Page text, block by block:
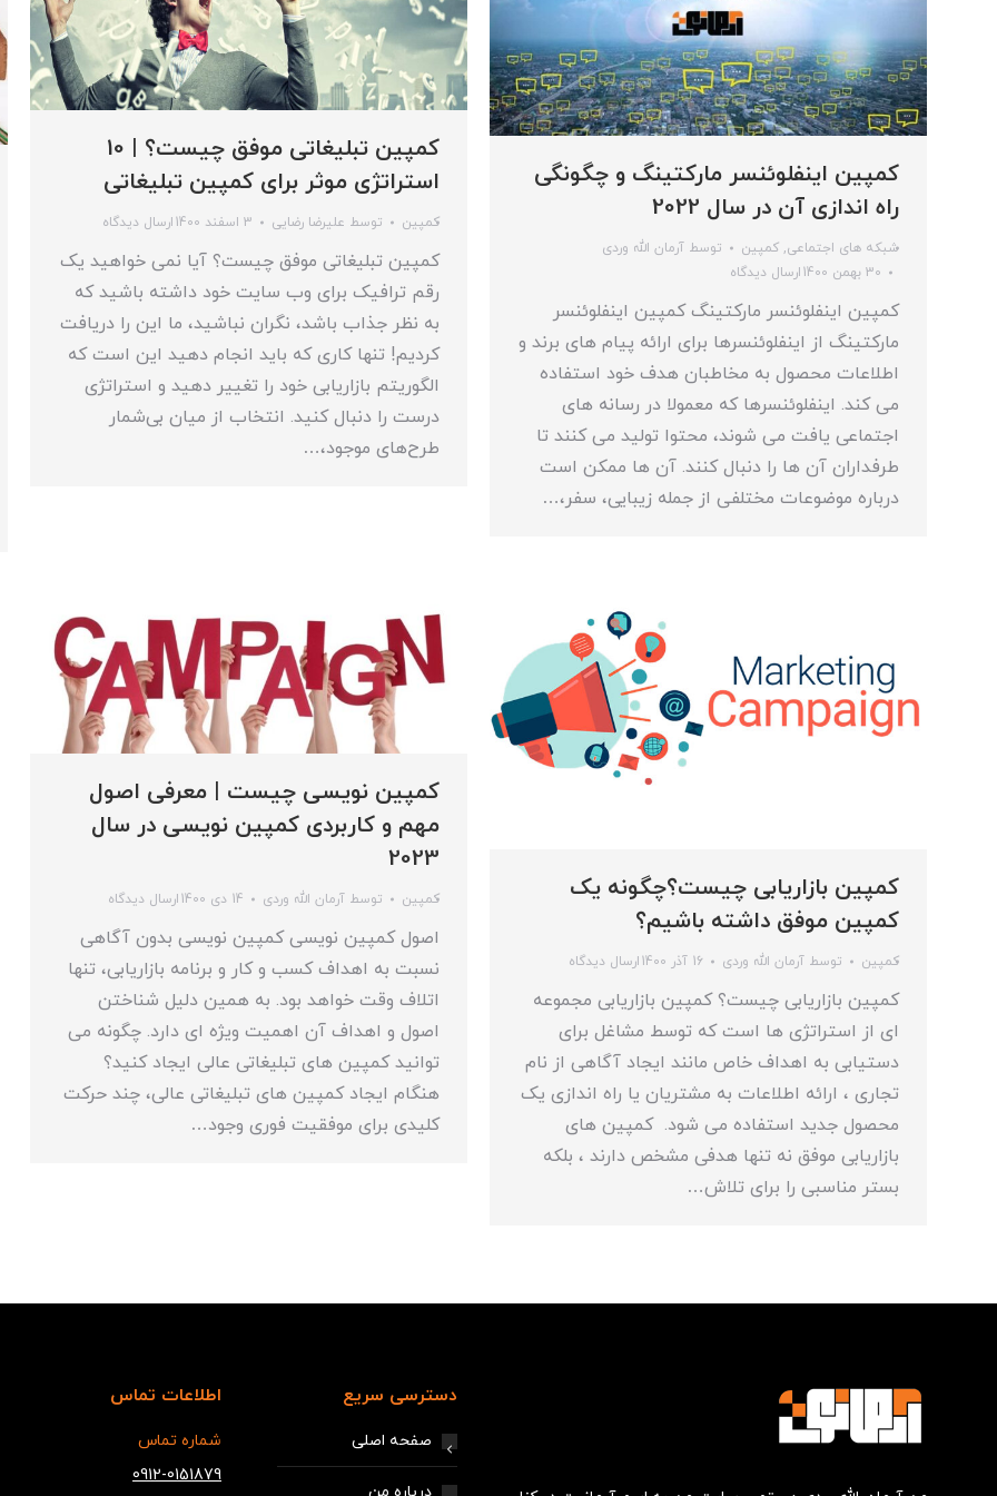
کمپین تبلیغاتی موفق چیست؟ | 10
استراتژی موثر برای کمپین تبلیغاتی
کمپین توسط علیرضا رضایی 3 اسفند 1400 ارسال دیدگاه
کمپین تبلیغاتی موفق چیست؟ آیا نمی خواهید یک
رقم ترافیک برای وب سایت خود داشته باشید که
به نظر جذاب باشد، نگران نباشید، ما این را دریافت
کردیم! تنها کاری که باید انجام دهید این است که
الگوریتم بازاریابی خود را تغییر دهید و استراتژی
درست را دنبال کنید. انتخاب از میان بی‌شمار
طرح‌های موجود،…
کمپین اینفلوئنسر مارکتینگ و چگونگی
راه اندازی آن در سال 2022
شبکه های اجتماعی, کمپین توسط آرمان الله وردی
30 بهمن 1400
ارسال دیدگاه
کمپین اینفلوئنسر مارکتینگ کمپین اینفلوئنسر
مارکتینگ از اینفلوئنسرها برای ارائه پیام های برند و
اطلاعات محصول به مخاطبان هدف خود استفاده
می کند. اینفلوئنسرها که معمولا در رسانه های
اجتماعی یافت می شوند، محتوا تولید می کنند تا
طرفداران آن ها را دنبال کنند. آن ها ممکن است
درباره موضوعات مختلفی از جمله زیبایی، سفر،…
کمپین نویسی چیست | معرفی اصول
مهم و کاربردی کمپین نویسی در سال
2023
کمپین توسط آرمان الله وردی 14 دی 1400 ارسال دیدگاه
اصول کمپین نویسی کمپین نویسی بدون آگاهی
نسبت به اهداف کسب و کار و برنامه بازاریابی، تنها
اتلاف وقت خواهد بود. به همین دلیل شناختن
اصول و اهداف آن اهمیت ویژه ای دارد. چگونه می
توانید کمپین های تبلیغاتی عالی ایجاد کنید؟
هنگام ایجاد کمپین های تبلیغاتی عالی، چند حرکت
کلیدی برای موفقیت فوری وجود…
کمپین بازاریابی چیست؟چگونه یک
کمپین موفق داشته باشیم؟
کمپین توسط آرمان الله وردی 16 آذر 1400 ارسال دیدگاه
کمپین بازاریابی چیست؟ کمپین بازاریابی مجموعه
ای از استراتژی ها است که توسط مشاغل برای
دستیابی به اهداف خاص مانند ایجاد آگاهی از نام
تجاری ، ارائه اطلاعات به مشتریان یا راه اندازی یک
محصول جدید استفاده می شود. کمپین های
بازاریابی موفق نه تنها هدفی مشخص دارند ، بلکه
بستر مناسبی را برای تلاش…
دسترسی سریع
صفحه اصلی
اطلاعات تماس
شماره تماس
0912-0151879